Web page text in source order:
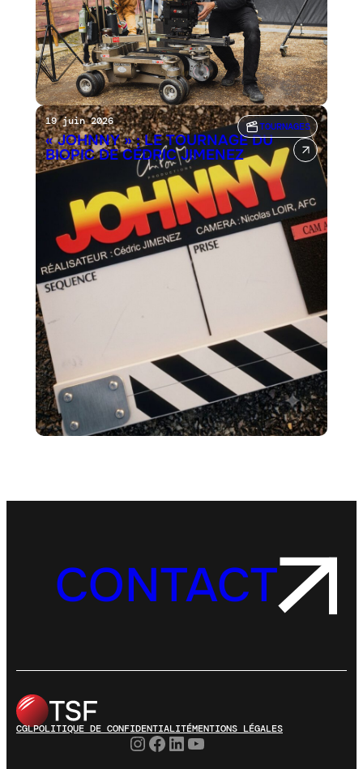
TOURNAGES
19 juin 2026
« JOHNNY » : LE TOURNAGE DU
BIOPIC DE CÉDRIC JIMENEZ
CONTACT
CGLPOLITIQUE DE CONFIDENTIALITÉMENTIONS LÉGALES
Instagram
Facebook
LinkedIn
YouTube